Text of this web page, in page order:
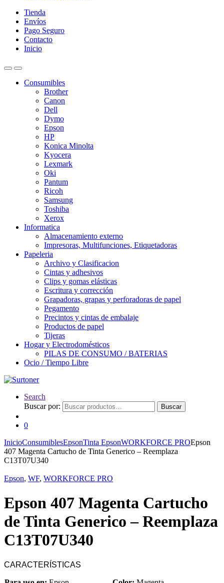
Tienda
Envíos
Pago Seguro
Contacto
Inicio
Consumibles
Brother
Canon
Dell
Dymo
Epson
HP
Konica Minolta
Kyocera
Lexmark
Oki
Pantum
Ricoh
Samsung
Toshiba
Xerox
Informatica
Almacenamiento externo
Impresoras, Multifunciones, Etiquetadoras
Papeleria
Archivo y Clasificacion
Cintas y adhesivos
Clips y gomas elásticas
Escritura y corrección
Grapadoras, grapas y perforadoras de papel
Pegamento
Precintos y cintas de embalaje
Productos de papel
Tijeras
Hogar y Electrodomésticos
PILAS DE CONSUMO / BATERIAS
Ocio / Tiempo Libre
Search
Buscar por:
Buscar
0
InicioConsumiblesEpsonTinta EpsonWORKFORCE PROEpson
407 Magenta Cartucho de Tinta Generico – Reemplaza
C13T07U340
Epson, WF, WORKFORCE PRO
Epson 407 Magenta Cartucho
de Tinta Generico – Reemplaza
C13T07U340
CARACTERÍSTICAS